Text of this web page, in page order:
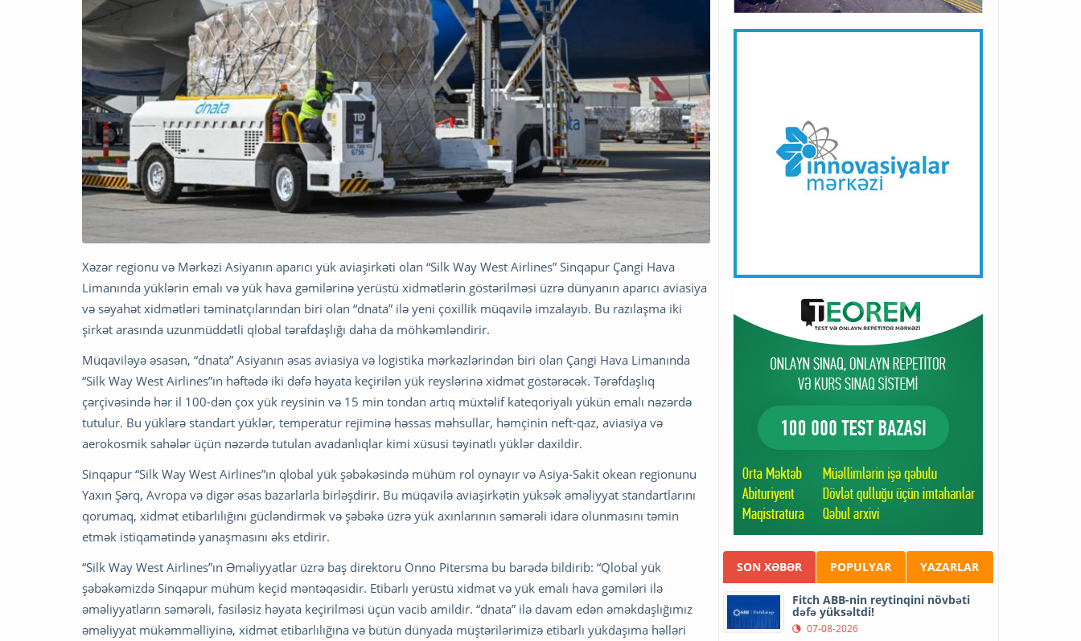
Xəzər regionu və Mərkəzi Asiyanın aparıcı yük aviaşirkəti olan “Silk Way West Airlines” Sinqapur Çangi Hava
Limanında yüklərin emalı və yük hava gəmilərinə yerüstü xidmətlərin göstərilməsi üzrə dünyanın aparıcı aviasiya
və səyahət xidmətləri təminatçılarından biri olan “dnata” ilə yeni çoxillik müqavilə imzalayıb. Bu razılaşma iki
şirkət arasında uzunmüddətli qlobal tərəfdaşlığı daha da möhkəmləndirir.
Müqaviləyə əsasən, “dnata” Asiyanın əsas aviasiya və logistika mərkəzlərindən biri olan Çangi Hava Limanında
“Silk Way West Airlines”ın həftədə iki dəfə həyata keçirilən yük reyslərinə xidmət göstərəcək. Tərəfdaşlıq
çərçivəsində hər il 100-dən çox yük reysinin və 15 min tondan artıq müxtəlif kateqoriyalı yükün emalı nəzərdə
tutulur. Bu yüklərə standart yüklər, temperatur rejiminə həssas məhsullar, həmçinin neft-qaz, aviasiya və
aerokosmik sahələr üçün nəzərdə tutulan avadanlıqlar kimi xüsusi təyinatlı yüklər daxildir.
Sinqapur “Silk Way West Airlines”ın qlobal yük şəbəkəsində mühüm rol oynayır və Asiya-Sakit okean regionunu
Yaxın Şərq, Avropa və digər əsas bazarlarla birləşdirir. Bu müqavilə aviaşirkətin yüksək əməliyyat standartlarını
qorumaq, xidmət etibarlılığını gücləndirmək və şəbəkə üzrə yük axınlarının səmərəli idarə olunmasını təmin
etmək istiqamətində yanaşmasını əks etdirir.
“Silk Way West Airlines”ın Əməliyyatlar üzrə baş direktoru Onno Pitersma bu barədə bildirib: “Qlobal yük
şəbəkəmizdə Sinqapur mühüm keçid məntəqəsidir. Etibarlı yerüstü xidmət və yük emalı hava gəmiləri ilə
əməliyyatların səmərəli, fasiləsiz həyata keçirilməsi üçün vacib amildir. “dnata” ilə davam edən əməkdaşlığımız
əməliyyat mükəmməlliyinə, xidmət etibarlılığına və bütün dünyada müştərilərimizə etibarlı yükdaşıma həlləri
SON XƏBƏR POPULYAR YAZARLAR
Fitch ABB-nin reytinqini növbəti
dəfə yüksəltdi!
07-08-2026